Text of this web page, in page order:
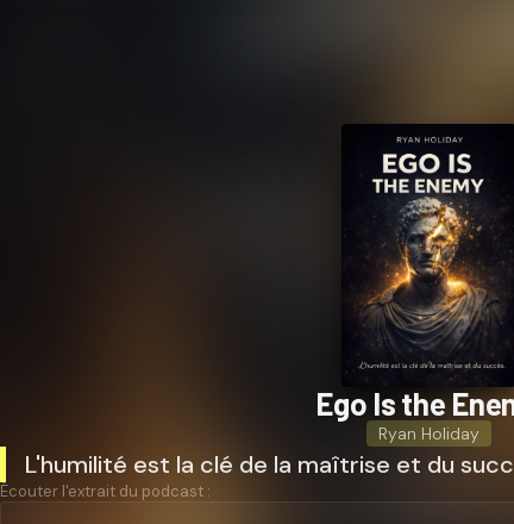
Ego Is the
Ryan Holiday
L'humilité est la clé de la maîtrise et du
Écouter l'extrait du podcast :